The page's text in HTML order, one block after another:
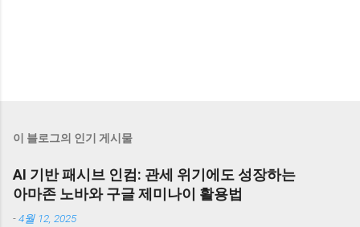
이 블로그의 인기 게시물
AI 기반 패시브 인컴: 관세 위기에도 성장하는
아마존 노바와 구글 제미나이 활용법
-4월 12, 2025